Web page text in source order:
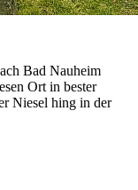
Bad Nauheim
Ort in bester
Niesel hing in der